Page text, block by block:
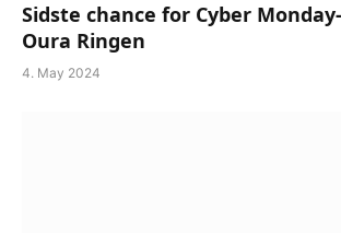
Sidste chance for Cyber
Oura Ringen
4. May 2024